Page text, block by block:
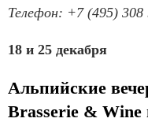
Телефон: +7 (495) 308
18 и 25 декабря
Альпийские
Brasserie &